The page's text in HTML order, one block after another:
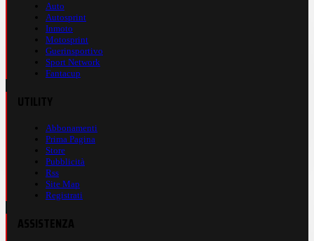
Auto
Autosprint
Inmoto
Motosprint
Guerinsportivo
Sport Network
Fantacup
Abbonamenti
Prima Pagina
Store
Pubblicità
Rss
Site Map
Registrati